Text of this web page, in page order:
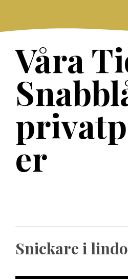
content
Våra
er
Snickare i